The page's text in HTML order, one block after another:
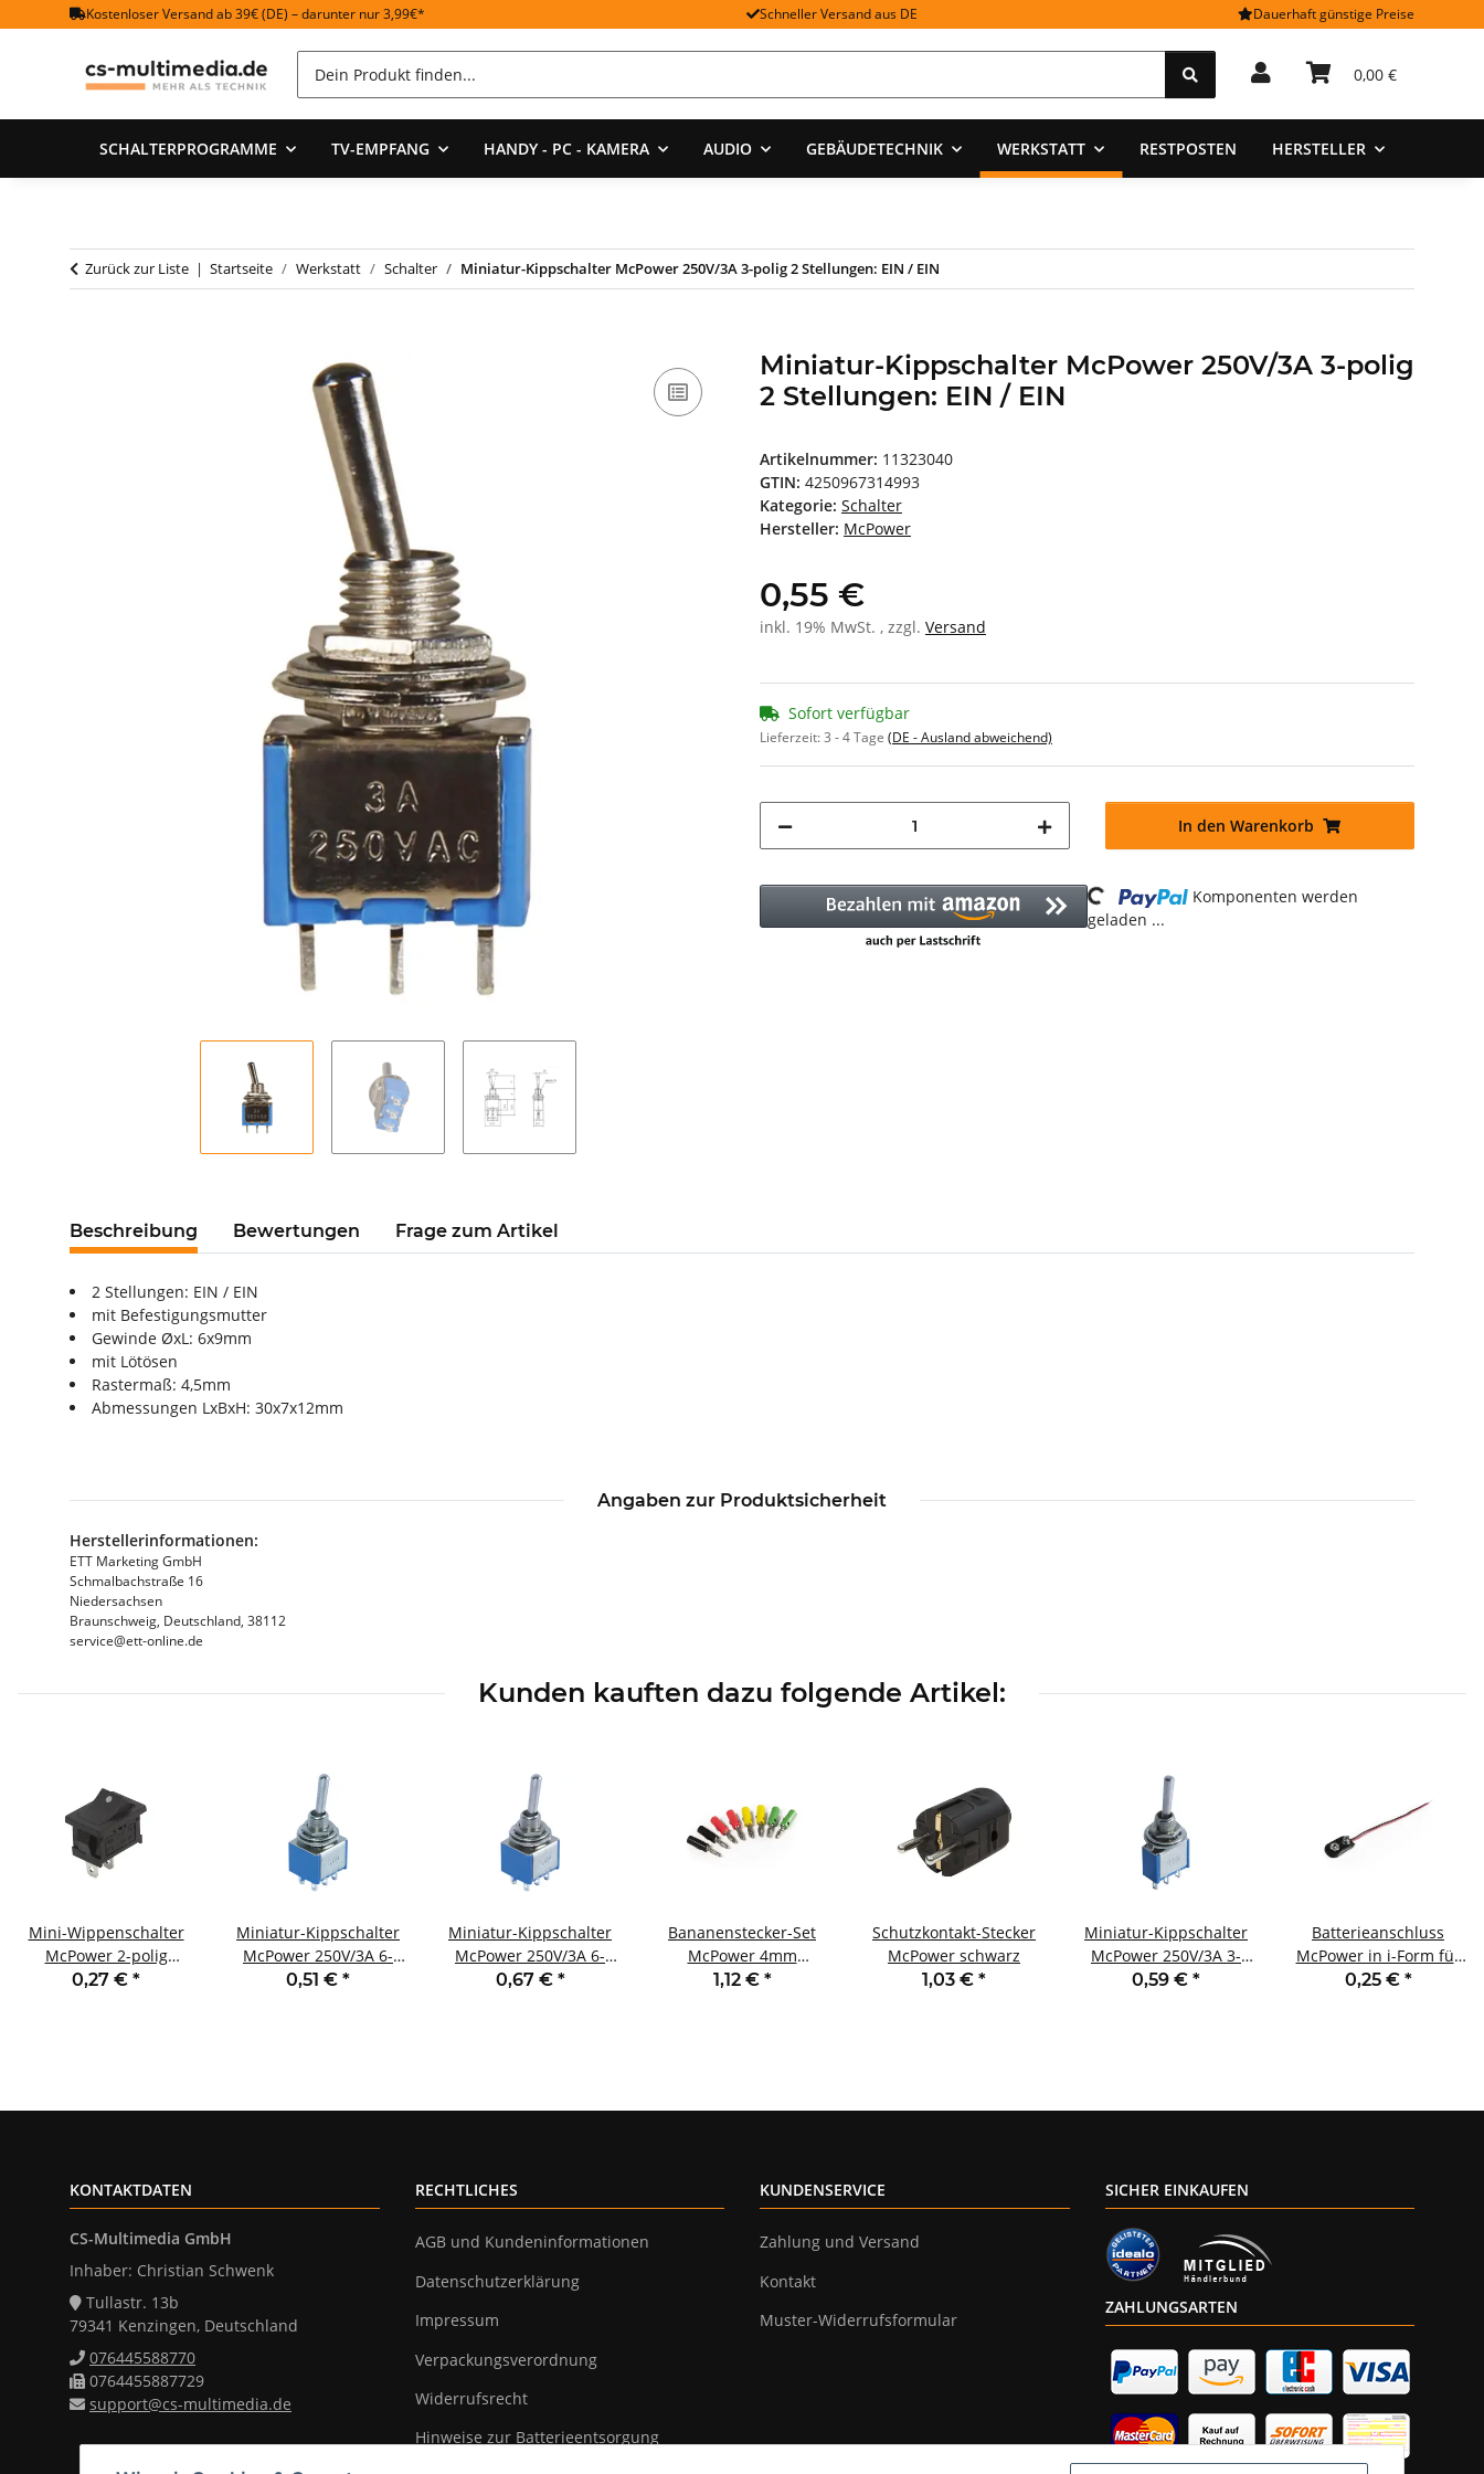
Kostenloser Versand ab 39€ (DE) – darunter nur 3,99€* Schneller Versand aus DE Dauerhaft günstige Preise
0,00 €
SCHALTERPROGRAMME TV-EMPFANG HANDY - PC - KAMERA AUDIO GEBÄUDETECHNIK WERKSTATT RESTPOSTEN HERSTELLER
Zurück zur Liste Startseite Werkstatt Schalter Miniatur-Kippschalter McPower 250V/3A 3-polig 2 Stellungen: EIN / EIN
Miniatur-Kippschalter McPower 250V/3A 3-polig
2 Stellungen: EIN / EIN
Artikelnummer: 11323040
GTIN: 4250967314993
Kategorie: Schalter
Hersteller: McPower
0,55 €
inkl. 19% MwSt. , zzgl. Versand
Sofort verfügbar
Lieferzeit:3 - 4 Tage (DE - Ausland abweichend)
In den Warenkorb
Loading...
Komponenten werden
geladen ...
Beschreibung Bewertungen Frage zum Artikel
2 Stellungen: EIN / EIN
mit Befestigungsmutter
Gewinde ØxL: 6x9mm
mit Lötösen
Rastermaß: 4,5mm
Abmessungen LxBxH: 30x7x12mm
Angaben zur Produktsicherheit
Herstellerinformationen:
ETT Marketing GmbH
Schmalbachstraße 16
Niedersachsen
Braunschweig, Deutschland, 38112
service@ett-online.de
Kunden kauften dazu folgende Artikel:
Mini-Wippenschalter
McPower 2-polig
schwarze Wippe mit
0,27 € *
Miniatur-Kippschalter
McPower 250V/3A 6-
polig 3 Stellungen: EIN
0,51 € *
Miniatur-Kippschalter
McPower 250V/3A 6-
polig 2 Stellungen: EIN
0,67 € *
Bananenstecker-Set
McPower 4mm
Querloch Druckfeder 4
1,12 € *
Schutzkontakt-Stecker
McPower schwarz
1,03 € *
Miniatur-Kippschalter
McPower 250V/3A 3-
polig 2 Stellungen: EIN
0,59 € *
Batterieanschluss
McPower in i-Form für
9V-Blöcke
0,25 € *
KONTAKTDATEN
CS-Multimedia GmbH
Inhaber: Christian Schwenk
Tullastr. 13b
79341 Kenzingen, Deutschland
076445588770
0764455887729
support@cs-multimedia.de
RECHTLICHES
AGB und Kundeninformationen
Datenschutzerklärung
Impressum
Verpackungsverordnung
Widerrufsrecht
Hinweise zur Batterieentsorgung
KUNDENSERVICE
Zahlung und Versand
Kontakt
Muster-Widerrufsformular
SICHER EINKAUFEN
ZAHLUNGSARTEN